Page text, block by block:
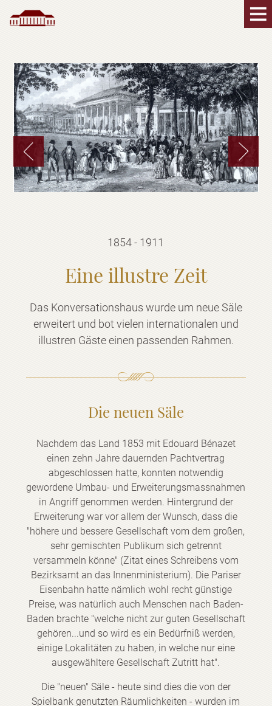
1854 - 1911
Eine illustre Zeit
Das Konversationshaus wurde um neue Säle
erweitert und bot vielen internationalen und
illustren Gäste einen passenden Rahmen.
Die neuen Säle
Nachdem das Land 1853 mit Edouard Bénazet
einen zehn Jahre dauernden Pachtvertrag
abgeschlossen hatte, konnten notwendig
gewordene Umbau- und Erweiterungsmassnahmen
in Angriff genommen werden. Hintergrund der
Erweiterung war vor allem der Wunsch, dass die
"höhere und bessere Gesellschaft vom dem großen,
sehr gemischten Publikum sich getrennt
versammeln könne" (Zitat eines Schreibens vom
Bezirksamt an das Innenministerium). Die Pariser
Eisenbahn hatte nämlich wohl recht günstige
Preise, was natürlich auch Menschen nach Baden-
Baden brachte "welche nicht zur guten Gesellschaft
gehören...und so wird es ein Bedürfniß werden,
einige Lokalitäten zu haben, in welche nur eine
ausgewähltere Gesellschaft Zutritt hat".
Die "neuen" Säle - heute sind dies die von der
Spielbank genutzten Räumlichkeiten - wurden im